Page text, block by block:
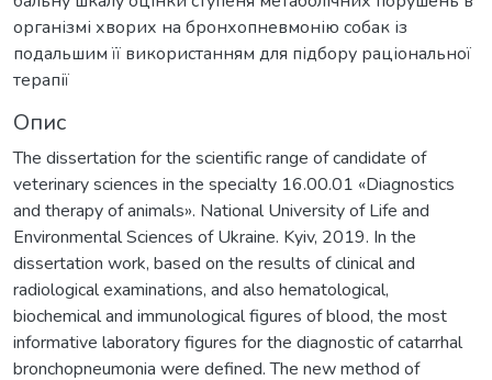
організмі хворих на бронхопневмонію собак із
подальшим її використанням для підбору раціональної
терапії
Опис
The dissertation for the scientific range of candidate of
veterinary sciences in the specialty 16.00.01 «Diagnostics
and therapy of animals». National University of Life and
Environmental Sciences of Ukraine. Kyiv, 2019. In the
dissertation work, based on the results of clinical and
radiological examinations, and also hematological,
biochemical and immunological figures of blood, the most
informative laboratory figures for the diagnostic of catarrhal
bronchopneumonia were defined. The new method of